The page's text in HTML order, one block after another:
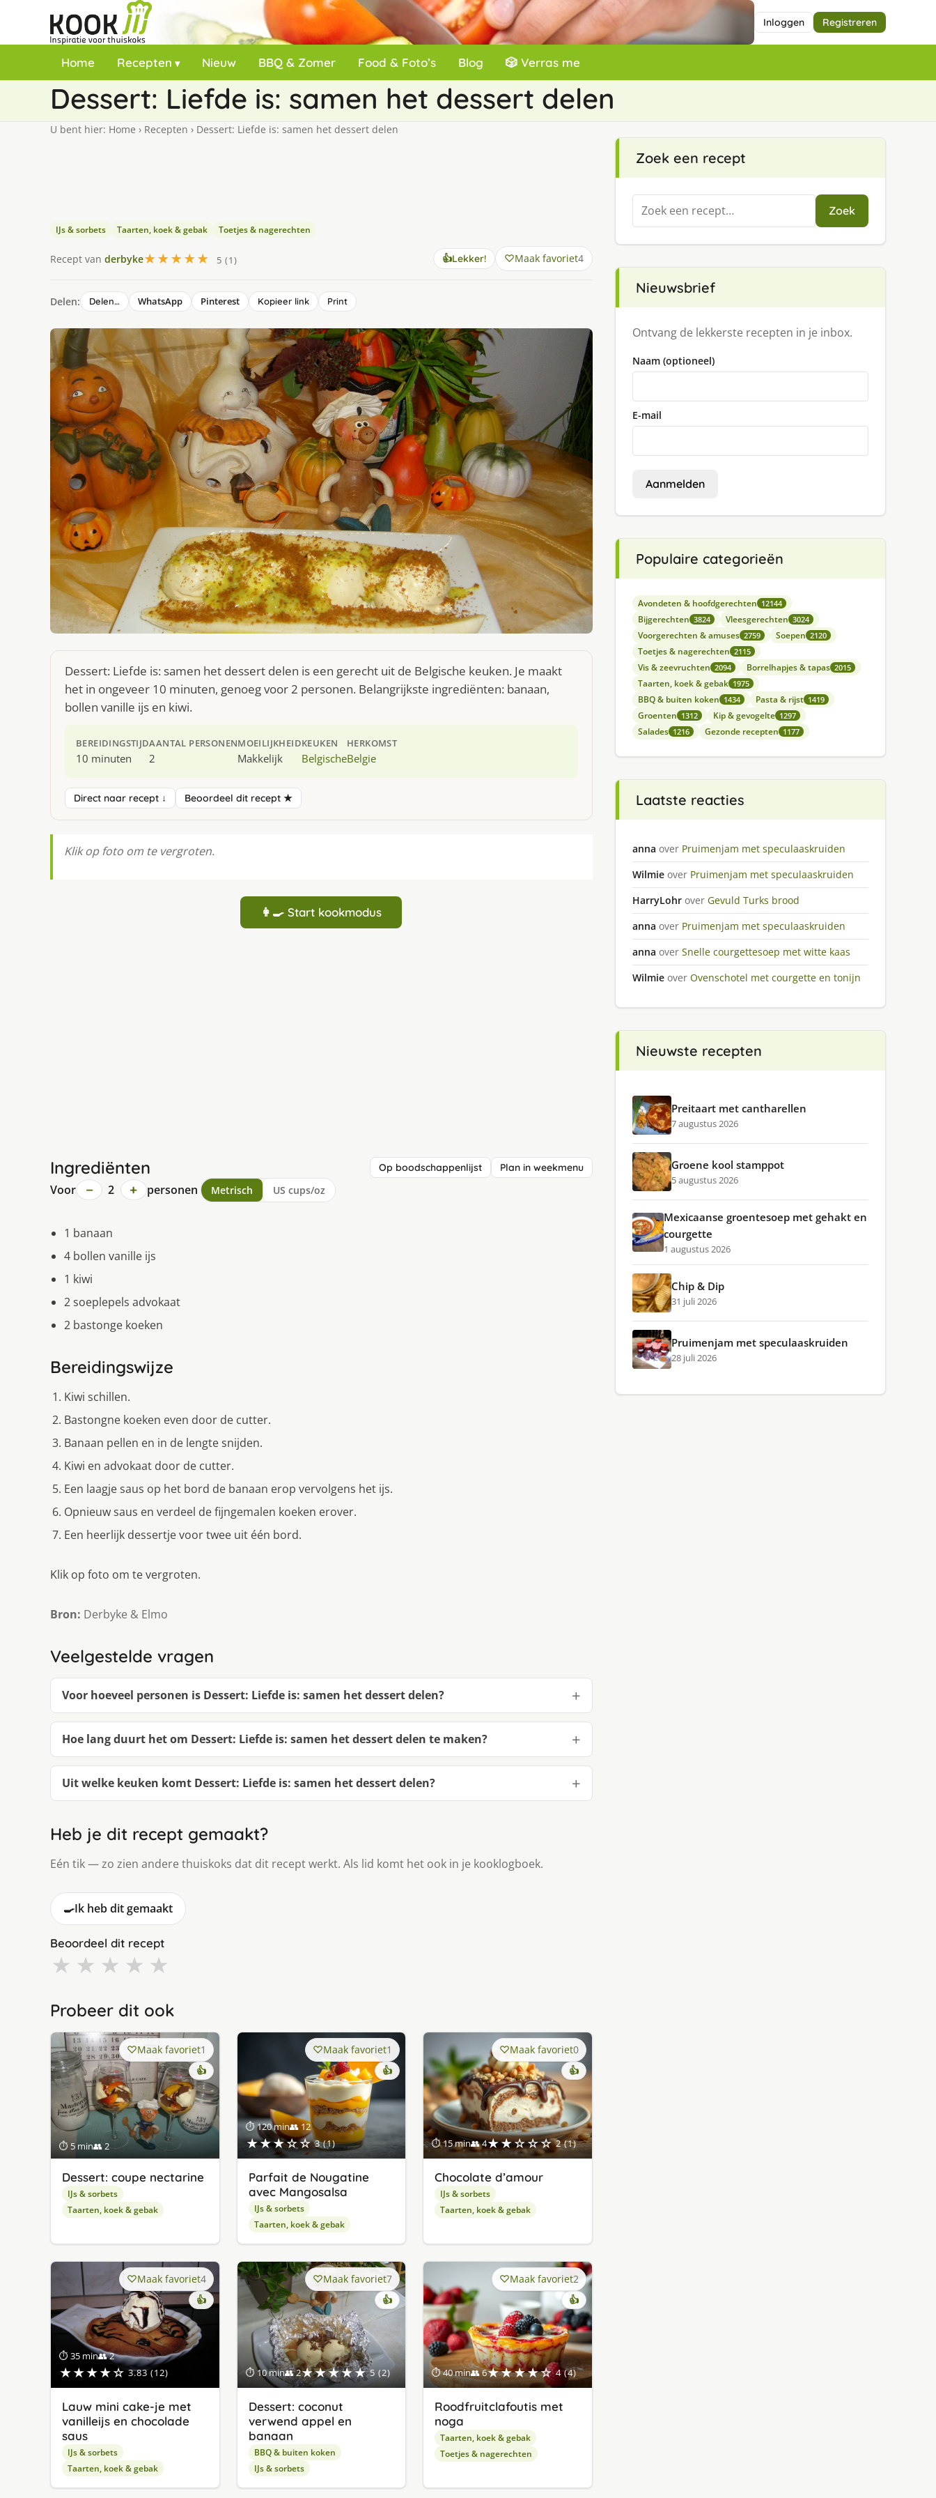
Inloggen Registreren
Home Recepten Nieuw BBQ & Zomer Food & Foto’s Blog 🎲 Verras me
Dessert: Liefde is: samen het dessert delen
U bent hier: Home › Recepten › Dessert: Liefde is: samen het dessert delen
IJs & sorbets Taarten, koek & gebak Toetjes & nagerechten
Recept van derbyke★★★★★ 5 (1) 👍Lekker! Maak favoriet4
Delen: Delen… WhatsApp Pinterest Kopieer link Print
Dessert: Liefde is: samen het dessert delen is een gerecht uit de Belgische keuken. Je maakt
het in ongeveer 10 minuten, genoeg voor 2 personen. Belangrijkste ingrediënten: banaan,
bollen vanille ijs en kiwi.
BEREIDINGSTIJD
10 minuten
AANTAL PERSONEN
2
MOEILIJKHEID
Makkelijk
KEUKEN
Belgische
HERKOMST
Belgie
Direct naar recept ↓ Beoordeel dit recept ★
Klik op foto om te vergroten.
👩‍🍳 Start kookmodus
Ingrediënten Op boodschappenlijst Plan in weekmenu
Voor − 2 + personen Metrisch US cups/oz
1 banaan
4 bollen vanille ijs
1 kiwi
2 soeplepels advokaat
2 bastonge koeken
Bereidingswijze
Kiwi schillen.
Bastongne koeken even door de cutter.
Banaan pellen en in de lengte snijden.
Kiwi en advokaat door de cutter.
Een laagje saus op het bord de banaan erop vervolgens het ijs.
Opnieuw saus en verdeel de fijngemalen koeken erover.
Een heerlijk dessertje voor twee uit één bord.
Klik op foto om te vergroten.
Bron: Derbyke & Elmo
Veelgestelde vragen
Voor hoeveel personen is Dessert: Liefde is: samen het dessert delen?
Hoe lang duurt het om Dessert: Liefde is: samen het dessert delen te maken?
Uit welke keuken komt Dessert: Liefde is: samen het dessert delen?
Heb je dit recept gemaakt?
Eén tik — zo zien andere thuiskoks dat dit recept werkt. Als lid komt het ook in je kooklogboek.
🍳Ik heb dit gemaakt
Beoordeel dit recept
★ ★ ★ ★ ★
Probeer dit ook
⏱ 5 min👥 2
Maak favoriet1
👍
Dessert: coupe nectarine
IJs & sorbets
Taarten, koek & gebak
⏱ 120 min👥 12
★★★☆☆ 3 (1)
Maak favoriet1
👍
Parfait de Nougatine
avec Mangosalsa
IJs & sorbets
Taarten, koek & gebak
⏱ 15 min👥 4★★☆☆☆ 2 (1)
Maak favoriet0
👍
Chocolate d’amour
IJs & sorbets
Taarten, koek & gebak
⏱ 35 min👥 2
★★★★☆ 3.83 (12)
Maak favoriet4
👍
Lauw mini cake-je met
vanilleijs en chocolade
saus
IJs & sorbets
Taarten, koek & gebak
⏱ 10 min👥 2★★★★★ 5 (2)
Maak favoriet7
👍
Dessert: coconut
verwend appel en
banaan
BBQ & buiten koken
IJs & sorbets
⏱ 40 min👥 6★★★★☆ 4 (4)
Maak favoriet2
👍
Roodfruitclafoutis met
noga
Taarten, koek & gebak
Toetjes & nagerechten
Zoek een recept
Zoeken
naar:
Zoek
Nieuwsbrief
Ontvang de lekkerste recepten in je inbox.
Naam (optioneel)
E-mail
Aanmelden
Populaire categorieën
Avondeten & hoofdgerechten 12144
Bijgerechten 3824 Vleesgerechten 3024
Voorgerechten & amuses 2759 Soepen 2120
Toetjes & nagerechten 2115
Vis & zeevruchten 2094 Borrelhapjes & tapas 2015
Taarten, koek & gebak 1975
BBQ & buiten koken 1434 Pasta & rijst 1419
Groenten 1312 Kip & gevogelte 1297
Salades 1216 Gezonde recepten 1177
Laatste reacties
anna over Pruimenjam met speculaaskruiden
Wilmie over Pruimenjam met speculaaskruiden
HarryLohr over Gevuld Turks brood
anna over Pruimenjam met speculaaskruiden
anna over Snelle courgettesoep met witte kaas
Wilmie over Ovenschotel met courgette en tonijn
Nieuwste recepten
Preitaart met cantharellen
7 augustus 2026
Groene kool stamppot
5 augustus 2026
Mexicaanse groentesoep met gehakt en
courgette
1 augustus 2026
Chip & Dip
31 juli 2026
Pruimenjam met speculaaskruiden
28 juli 2026